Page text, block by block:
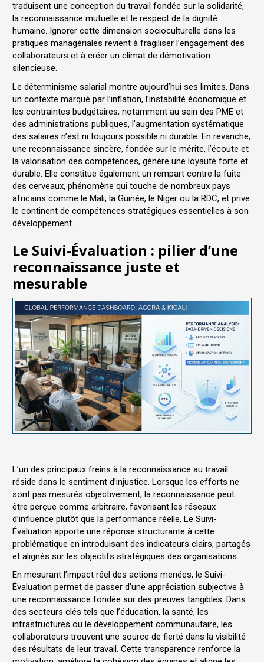
traduisent une conception du travail fondée sur la solidarité,
la reconnaissance mutuelle et le respect de la dignité
humaine. Ignorer cette dimension socioculturelle dans les
pratiques managériales revient à fragiliser l’engagement des
collaborateurs et à créer un climat de démotivation
silencieuse.
Le déterminisme salarial montre aujourd’hui ses limites. Dans
un contexte marqué par l’inflation, l’instabilité économique et
les contraintes budgétaires, notamment au sein des PME et
des administrations publiques, l’augmentation systématique
des salaires n’est ni toujours possible ni durable. En revanche,
une reconnaissance sincère, fondée sur le mérite, l’écoute et
la valorisation des compétences, génère une loyauté forte et
durable. Elle constitue également un rempart contre la fuite
des cerveaux, phénomène qui touche de nombreux pays
africains comme le Mali, la Guinée, le Niger ou la RDC, et prive
le continent de compétences stratégiques essentielles à son
développement.
Le Suivi-Évaluation : pilier d’une
reconnaissance juste et
mesurable
L’un des principaux freins à la reconnaissance au travail
réside dans le sentiment d’injustice. Lorsque les efforts ne
sont pas mesurés objectivement, la reconnaissance peut
être perçue comme arbitraire, favorisant les réseaux
d’influence plutôt que la performance réelle. Le Suivi-
Évaluation apporte une réponse structurante à cette
problématique en introduisant des indicateurs clairs, partagés
et alignés sur les objectifs stratégiques des organisations.
En mesurant l’impact réel des actions menées, le Suivi-
Évaluation permet de passer d’une appréciation subjective à
une reconnaissance fondée sur des preuves tangibles. Dans
des secteurs clés tels que l’éducation, la santé, les
infrastructures ou le développement communautaire, les
collaborateurs trouvent une source de fierté dans la visibilité
des résultats de leur travail. Cette transparence renforce la